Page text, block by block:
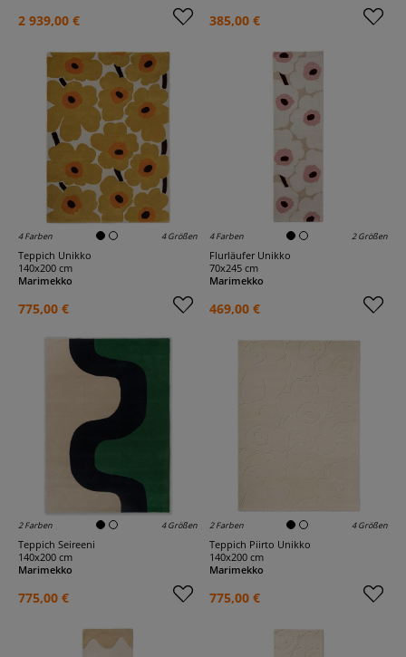
2 939,00 € 385,00 €
4 Farben 4 Größen
Teppich Unikko
140x200 cm
Marimekko
775,00 €
4 Farben 2 Größen
Flurläufer Unikko
70x245 cm
Marimekko
469,00 €
2 Farben 4 Größen
Teppich Seireeni
140x200 cm
Marimekko
775,00 €
2 Farben 4 Größen
Teppich Piirto Unikko
140x200 cm
Marimekko
775,00 €